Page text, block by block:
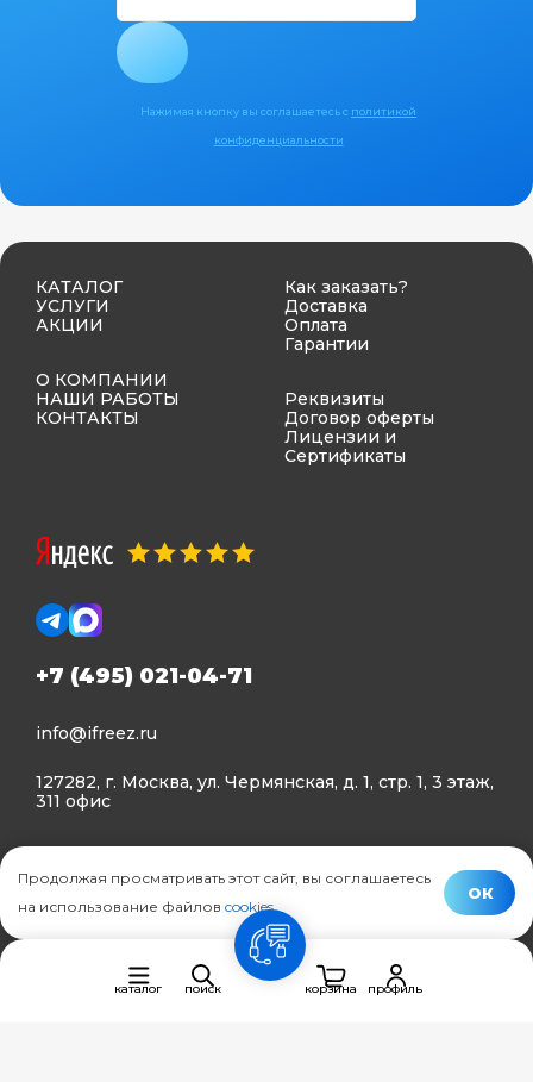
Нажимая кнопку вы соглашаетесь с политикой
конфиденциальности
КАТАЛОГ
УСЛУГИ
АКЦИИ
О КОМПАНИИ
НАШИ РАБОТЫ
КОНТАКТЫ
Как заказать?
Доставка
Оплата
Гарантии
Реквизиты
Договор оферты
Лицензии и
Сертификаты
+7 (495) 021-04-71
info@ifreez.ru
127282, г. Москва, ул. Чермянская, д. 1, стр. 1, 3 этаж,
311 офис
Политика конфиденциальности
© Ifreez - продажа и установка климатической техники,
каталог поиск
связь
корзина
профиль
Продолжая просматривать этот сайт, вы соглашаетесь
на использование файлов cookies.
ОК